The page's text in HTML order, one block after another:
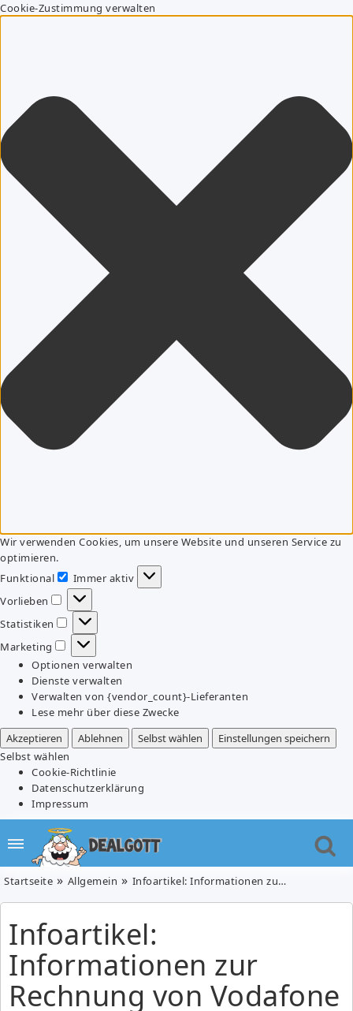
Cookie-Zustimmung verwalten
Wir verwenden Cookies, um unsere Website und unseren Service zu
optimieren.
Funktional
Funktional
Immer aktiv
Vorlieben
Vorlieben
Statistiken
Statistiken
Marketing
Marketing
Optionen verwalten
Dienste verwalten
Verwalten von {vendor_count}-Lieferanten
Lese mehr über diese Zwecke
Akzeptieren
Ablehnen Selbst wählen
Einstellungen speichern
Selbst wählen
Cookie-Richtlinie
Datenschutzerklärung
Impressum
Startseite Allgemein Infoartikel: Informationen zur Rechnung von Vodafone + wo bleibt mein HTC One?
Infoartikel:
Informationen zur
Rechnung von Vodafone